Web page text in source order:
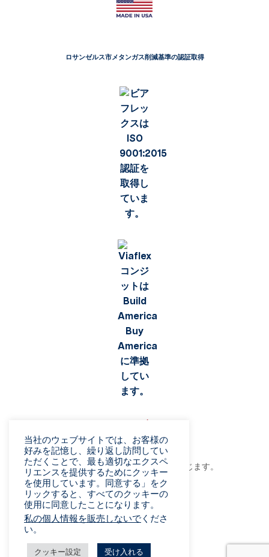
ロサンゼルス市メタンガス削減基準の認証取得
©2026 Viaflex. 無断複写・転載を禁じます。
プライバシーポリシー
利用規約
詐欺に関する警告
販売条件
消去権フォーム
当社のウェブサイトでは、お客様の
好みを記憶し、繰り返し訪問してい
ただくことで、最も適切なエクスペ
リエンスを提供するためにクッキー
を使用しています。同意する」をク
リックすると、すべてのクッキーの
使用に同意したことになります。
私の個人情報を販売しないで くださ
い。
クッキー設定 受け入れる